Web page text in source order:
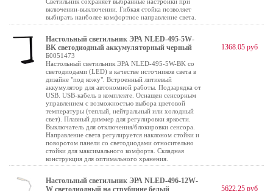
включении-выключении. Гибкая стойка позволяет
выбирать наиболее комфортное направление света.
Настольный светильник ЭРА NLED-495-5W-
BK светодиодный аккумуляторный черный
Б0051473
Настольный светильник ЭРА NLED-495-5W-BK со
светодиодами (LED) в качестве источников света в
дизайне "под кожу". Встроенный литиевый
аккумулятор для автономной работы. Подзарядка от
USB. USB-кабель в комплекте. Оснащен сенсорным
управлением с возможностью выбора цветовой
температуры (теплый, нейтральный или холодный
свет). Плавный диммер для регулировки яркости.
Выключатель для отключения/блокировки сенсора.
Направление света регулируется наклоном стойки и
поворотом панели со светодиодами относительно
стойки для максимального комфорта. Складная
конструкция для оптимального хранения.
1368.05 руб
Настольный светильник ЭРА NLED-496-12W-
W светодиодный на струбцине белый
5622.25 руб